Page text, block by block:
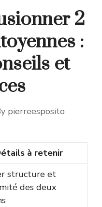
2
:
et
pierreesposito
à retenir
structure et
des deux